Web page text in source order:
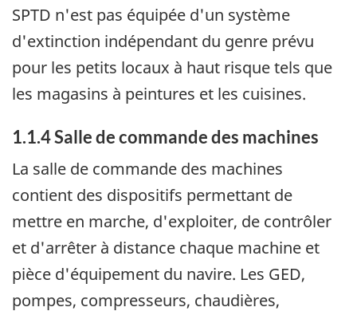
SPTD n'est pas équipée d'un système
d'extinction indépendant du genre prévu
pour les petits locaux à haut risque tels que
les magasins à peintures et les cuisines.
1.1.4 Salle de commande des machines
La salle de commande des machines
contient des dispositifs permettant de
mettre en marche, d'exploiter, de contrôler
et d'arrêter à distance chaque machine et
pièce d'équipement du navire. Les GED,
pompes, compresseurs, chaudières,